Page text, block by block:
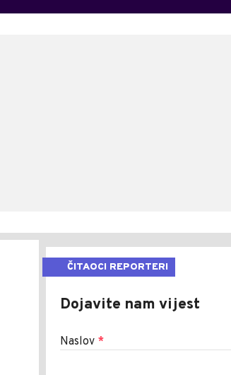
ČITAOCI REPORTERI
Dojavite nam vijest
Naslov *